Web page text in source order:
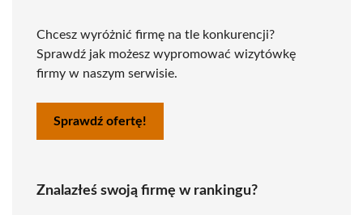
Chcesz wyróżnić firmę na tle konkurencji?
Sprawdź jak możesz wypromować wizytówkę
firmy w naszym serwisie.
Sprawdź ofertę!
Znalazłeś swoją firmę w rankingu?